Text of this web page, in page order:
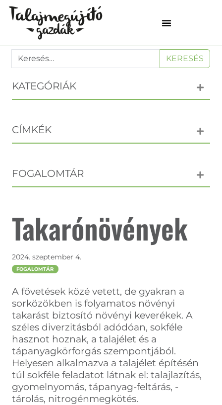
KERESÉS
KATEGÓRIÁK
CÍMKÉK
FOGALOMTÁR
Takarónövények
2024. szeptember 4.
FOGALOMTÁR
A fővetések közé vetett, de gyakran a
sorközökben is folyamatos növényi
takarást biztosító növényi keverékek. A
széles diverzitásból adódóan, sokféle
hasznot hoznak, a talajélet és a
tápanyagkörforgás szempontjából.
Helyesen alkalmazva a talajélet építésén
túl sokféle feladatot látnak el: talajlazítás,
gyomelnyomás, tápanyag-feltárás, -
tárolás, nitrogénmegkötés.